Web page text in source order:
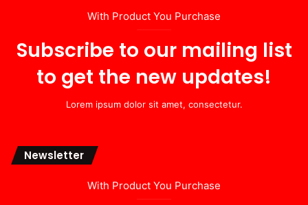
With Product You Purchase
Subscribe to our mailing list
to get the new updates!
Lorem ipsum dolor sit amet, consectetur.
Newsletter
With Product You Purchase